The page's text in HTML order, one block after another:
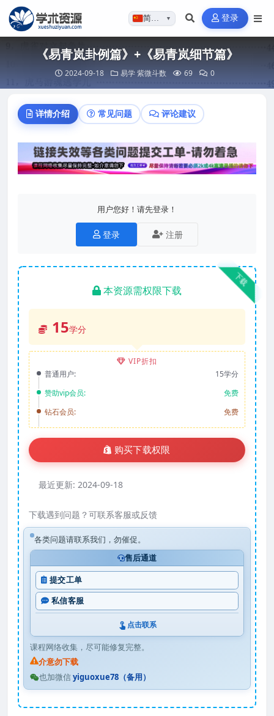
简体…▼ 登录
《易青岚卦例篇》+《易青岚细节篇》
2024-09-18 易学 紫微斗数 69 0
详情介绍 常见问题 评论建议
用户您好！请先登录！
登录 注册
下载
本资源需权限下载
15学分
VIP折扣
普通用户:
15学分
赞助vip会员:
免费
钻石会员:
免费
购买下载权限
最近更新: 2024-09-18
下载遇到问题？可联系客服或反馈
各类问题请联系我们，勿催促。
售后通道
提交工单
私信客服
点击联系
课程网络收集，尽可能修复完整。
介意勿下载
也加微信yiguoxue78（备用）